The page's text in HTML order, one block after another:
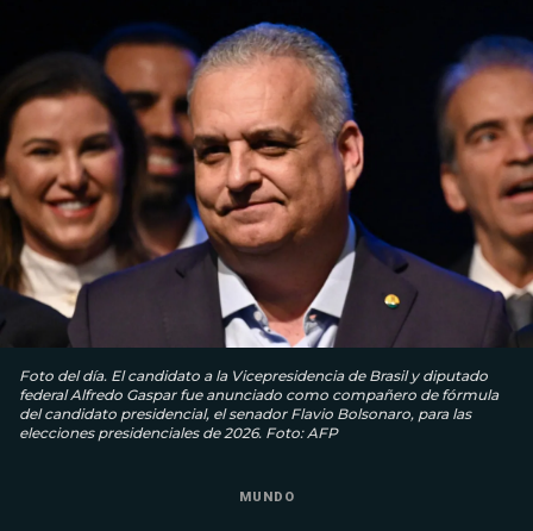
Foto del día. El candidato a la Vicepresidencia de Brasil y diputado
federal Alfredo Gaspar fue anunciado como compañero de fórmula
del candidato presidencial, el senador Flavio Bolsonaro, para las
elecciones presidenciales de 2026. Foto: AFP
MUNDO